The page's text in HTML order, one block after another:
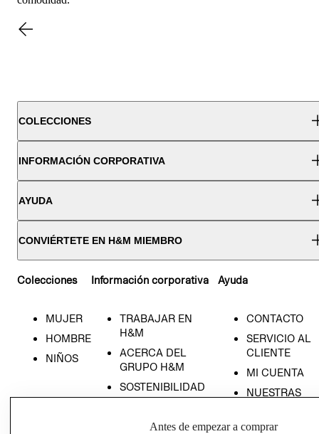
COLECCIONES
INFORMACIÓN CORPORATIVA
AYUDA
CONVIÉRTETE EN H&M MIEMBRO
Colecciones
MUJER
HOMBRE
NIÑOS
Información corporativa
TRABAJAR EN
H&M
ACERCA DEL
GRUPO H&M
SOSTENIBILIDAD
RELACIÓN CON
Ayuda
CONTACTO
SERVICIO AL
CLIENTE
MI CUENTA
NUESTRAS
TÉRMINOS Y
RECIÉN NACIDO
NOVEDADES
Antes de empezar a comprar